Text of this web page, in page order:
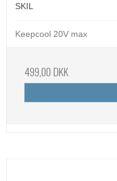
SKIL
Keepcool 20V max
499,00 DKK